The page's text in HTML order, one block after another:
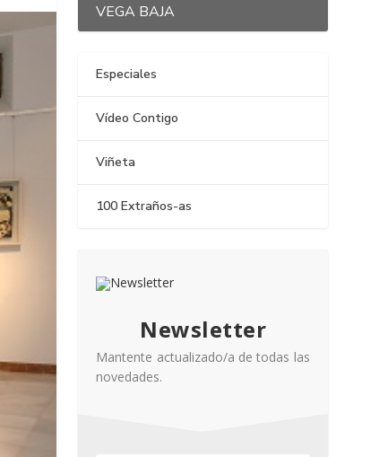
VEGA BAJA
Especiales
Vídeo Contigo
Viñeta
100 Extraños-as
Newsletter
Mantente actualizado/a de todas las
novedades.